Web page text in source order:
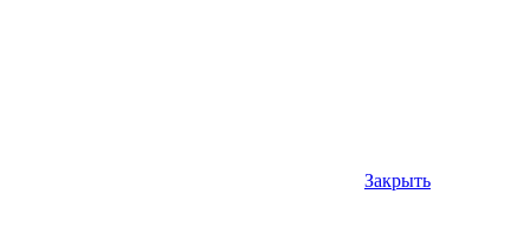
Закрыть